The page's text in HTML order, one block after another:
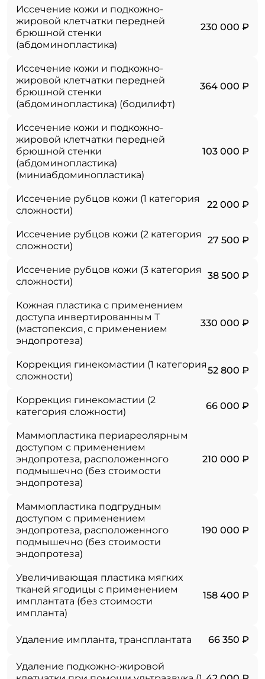
Иссечение кожи и подкожно-
жировой клетчатки передней
брюшной стенки
(абдоминопластика)
230 000 ₽
Иссечение кожи и подкожно-
жировой клетчатки передней
брюшной стенки
(абдоминопластика) (бодилифт)
364 000 ₽
Иссечение кожи и подкожно-
жировой клетчатки передней
брюшной стенки
(абдоминопластика)
(миниабдоминопластика)
103 000 ₽
Иссечение рубцов кожи (1 категория
сложности)
22 000 ₽
Иссечение рубцов кожи (2 категория
сложности)
27 500 ₽
Иссечение рубцов кожи (3 категория
сложности)
38 500 ₽
Кожная пластика с применением
доступа инвертированным Т
(мастопексия, с применением
эндопротеза)
330 000 ₽
Коррекция гинекомастии (1 категория
сложности)
52 800 ₽
Коррекция гинекомастии (2
категория сложности)
66 000 ₽
Маммопластика периареолярным
доступом с применением
эндопротеза, расположенного
подмышечно (без стоимости
эндопротеза)
210 000 ₽
Маммопластика подгрудным
доступом с применением
эндопротеза, расположенного
подмышечно (без стоимости
эндопротеза)
190 000 ₽
Увеличивающая пластика мягких
тканей ягодицы с применением
имплантата (без стоимости
импланта)
158 400 ₽
Удаление импланта, трансплантата 66 350 ₽
Удаление подкожно-жировой